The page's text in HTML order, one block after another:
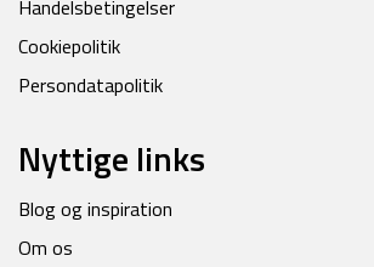
Handelsbetingelser
Cookiepolitik
Persondatapolitik
Nyttige links
Blog og inspiration
Om os